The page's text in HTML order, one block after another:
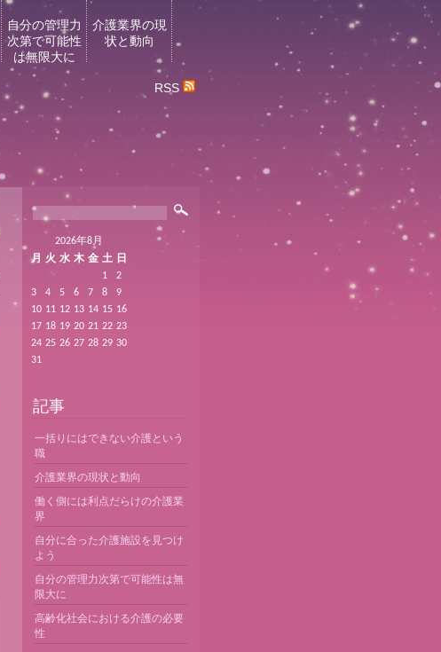
自分の管理力
次第で可能性
は無限大に
介護業界の現
状と動向
RSS
2026年8月
月
火 水 木 金 土 日
1
2
3
4 5 6 7 8
9
10 11 12 13 14 15 16
17 18 19 20 21 22 23
24 25 26 27 28 29 30
31
記事
一括りにはできない介護という
職
介護業界の現状と動向
働く側には利点だらけの介護業
界
自分に合った介護施設を見つけ
よう
自分の管理力次第で可能性は無
限大に
高齢化社会における介護の必要
性